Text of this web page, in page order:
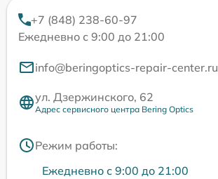
+7 (848) 238-60-97
Ежедневно с 9:00 до 21:00
info@beringoptics-repair-center.ru
ул. Дзержинского, 62
Адрес сервисного центра Bering Optics
Режим работы:
Ежедневно с 9:00 до 21:00